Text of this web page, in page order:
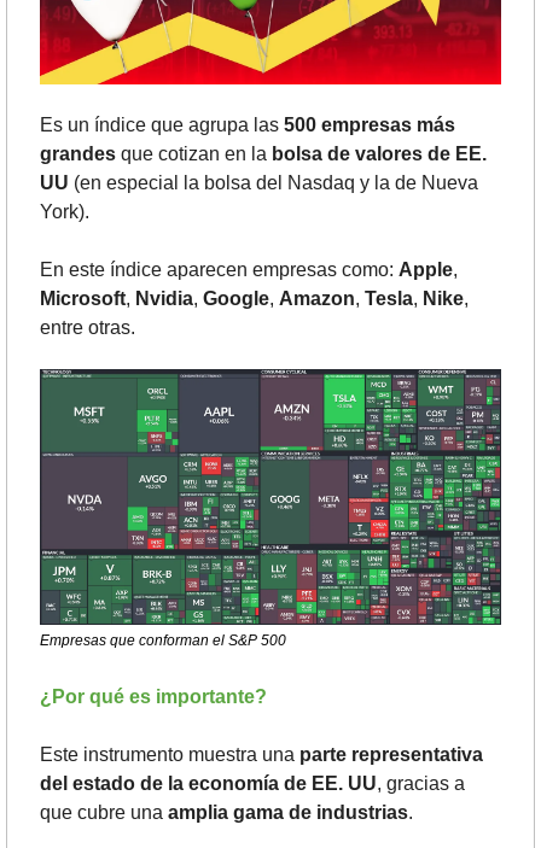
Es un índice que agrupa las 500 empresas más
grandes que cotizan en la bolsa de valores de EE.
UU (en especial la bolsa del Nasdaq y la de Nueva
York).
En este índice aparecen empresas como: Apple
Microsoft, Nvidia, Google, Amazon, Tesla, Nike,
entre otras.
Empresas que conforman el S&P 500
¿Por qué es importante?
Este instrumento muestra una parte representativa
del estado de la economía de EE. UU, gracias a
que cubre una amplia gama de industrias.